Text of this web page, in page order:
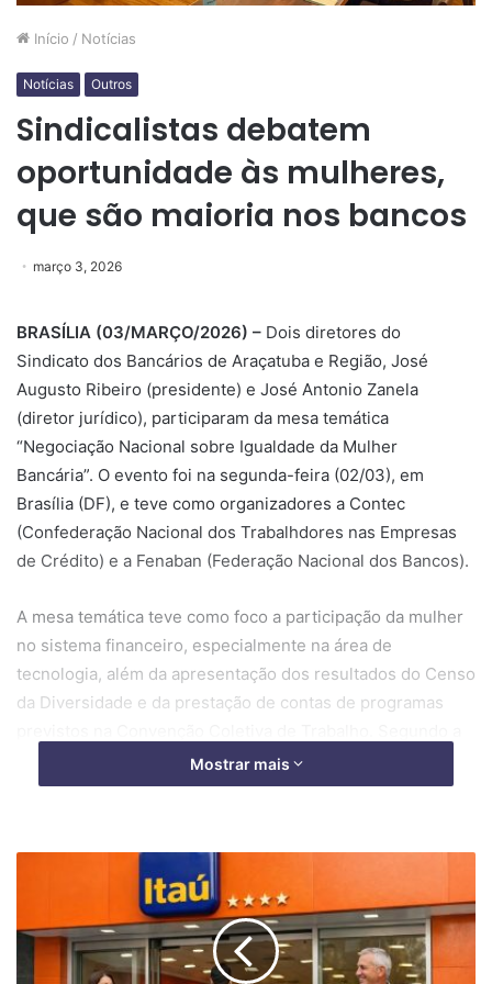
Início / Notícias
Notícias Outros
Sindicalistas debatem
oportunidade às mulheres,
que são maioria nos bancos
março 3, 2026
BRASÍLIA (03/MARÇO/2026) – Dois diretores do
Sindicato dos Bancários de Araçatuba e Região, José
Augusto Ribeiro (presidente) e José Antonio Zanela
(diretor jurídico), participaram da mesa temática
“Negociação Nacional sobre Igualdade da Mulher
Bancária”. O evento foi na segunda-feira (02/03), em
Brasília (DF), e teve como organizadores a Contec
(Confederação Nacional dos Trabalhdores nas Empresas
de Crédito) e a Fenaban (Federação Nacional dos Bancos).
A mesa temática teve como foco a participação da mulher
no sistema financeiro, especialmente na área de
tecnologia, além da apresentação dos resultados do Censo
da Diversidade e da prestação de contas de programas
Fenaban, as mulheres são maioria na categoria bancária
(51% ou 52%). Nos cargos de gestão, o percentual chega a
Embora os números indiquem avanço, foi destacado que o
desafio permanece significativo diante da rápida expansão
da inteligência artificial e das novas tecnologias, que
Mostrar mais